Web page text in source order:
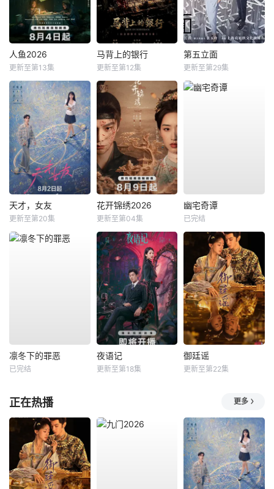
人鱼2026
更新至第13集
马背上的银行
更新至第12集
第五立面
更新至第29集
天才，女友
更新至第20集
花开锦绣2026
更新至第04集
幽宅奇谭
已完结
凛冬下的罪恶
已完结
夜语记
更新至第18集
御廷谣
更新至第22集
正在热播 更多